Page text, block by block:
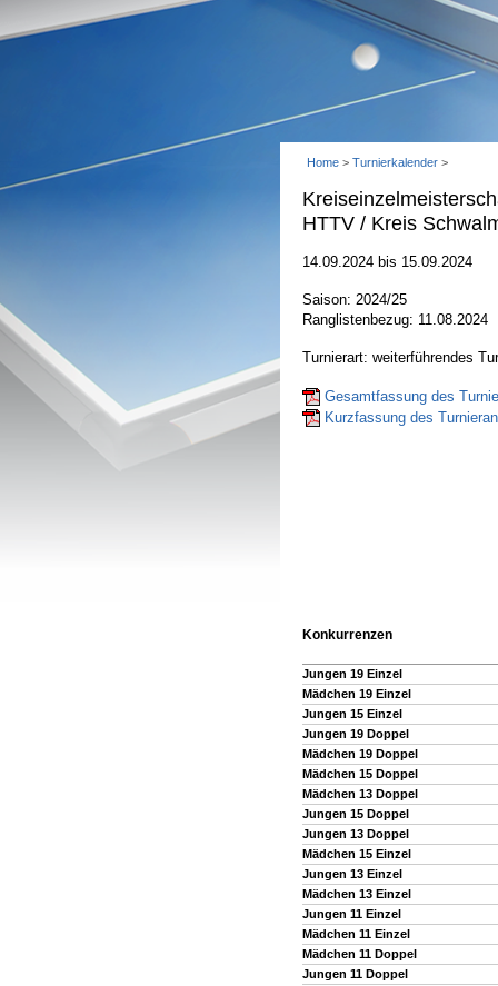
Home > Turnierkalender >
HTTV / Kreis
14.09.2024 bis 15.09.2024
Saison: 2024/25
Ranglistenbezug: 11.08.2024
Turnierart: weiterführendes
Gesamtfassung des
Kurzfassung des
Konkurrenzen
Jungen 19 Einzel
Mädchen 19 Einzel
Jungen 15 Einzel
Jungen 19 Doppel
Mädchen 19 Doppel
Mädchen 15 Doppel
Mädchen 13 Doppel
Jungen 15 Doppel
Jungen 13 Doppel
Mädchen 15 Einzel
Jungen 13 Einzel
Mädchen 13 Einzel
Jungen 11 Einzel
Mädchen 11 Einzel
Mädchen 11 Doppel
Jungen 11 Doppel